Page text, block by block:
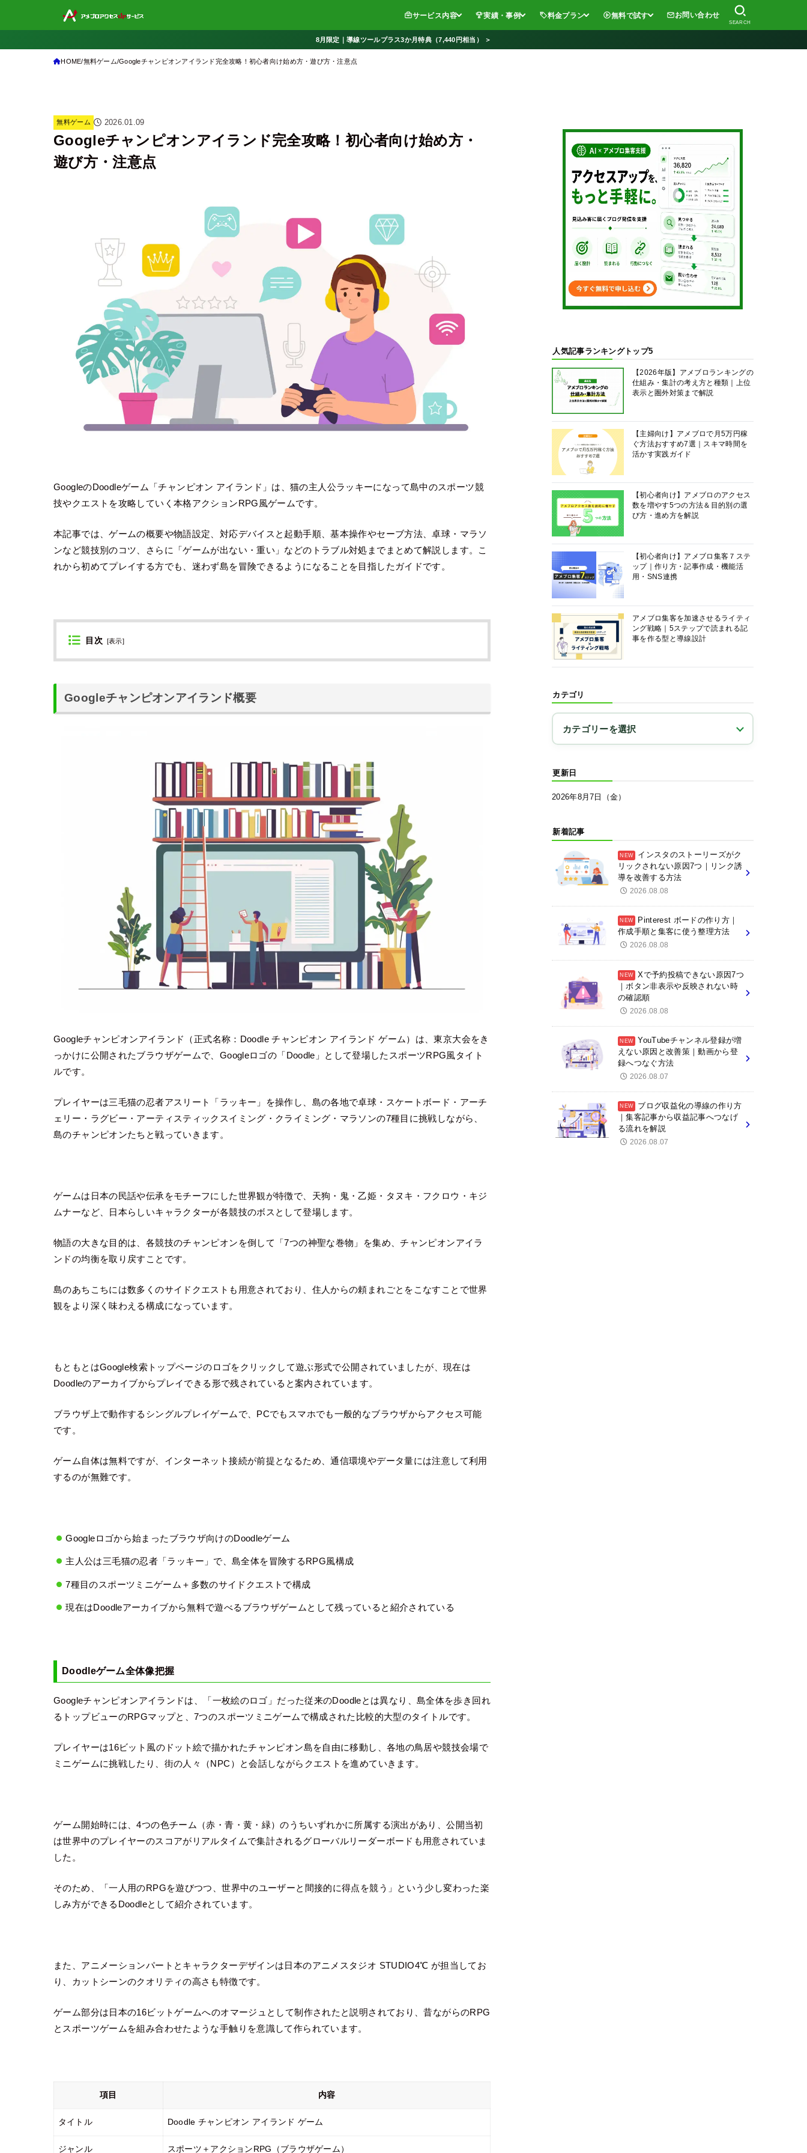
サービス内容 実績・事例 料金プラン 無料で試す お問い合わせ
SEARCH
8月限定｜導線ツールプラス3か月特典（7,440円相当） ＞
HOME 無料ゲーム Googleチャンピオンアイランド完全攻略！初心者向け始め方・遊び方・注意点
無料ゲーム 2026.01.09
Googleチャンピオンアイランド完全攻略！初心者向け始め方・
遊び方・注意点
GoogleのDoodleゲーム「チャンピオン アイランド」は、猫の主人公ラッキーになって島中のスポーツ競
技やクエストを攻略していく本格アクションRPG風ゲームです。
本記事では、ゲームの概要や物語設定、対応デバイスと起動手順、基本操作やセーブ方法、卓球・マラソ
ンなど競技別のコツ、さらに「ゲームが出ない・重い」などのトラブル対処までまとめて解説します。こ
れから初めてプレイする方でも、迷わず島を冒険できるようになることを目指したガイドです。
目次 [表示]
Googleチャンピオンアイランド概要
Googleチャンピオンアイランド（正式名称：Doodle チャンピオン アイランド ゲーム）は、東京大会をき
っかけに公開されたブラウザゲームで、Googleロゴの「Doodle」として登場したスポーツRPG風タイト
ルです。
プレイヤーは三毛猫の忍者アスリート「ラッキー」を操作し、島の各地で卓球・スケートボード・アーチ
ェリー・ラグビー・アーティスティックスイミング・クライミング・マラソンの7種目に挑戦しながら、
島のチャンピオンたちと戦っていきます。
ゲームは日本の民話や伝承をモチーフにした世界観が特徴で、天狗・鬼・乙姫・タヌキ・フクロウ・キジ
ムナーなど、日本らしいキャラクターが各競技のボスとして登場します。
物語の大きな目的は、各競技のチャンピオンを倒して「7つの神聖な巻物」を集め、チャンピオンアイラ
ンドの均衡を取り戻すことです。
島のあちこちには数多くのサイドクエストも用意されており、住人からの頼まれごとをこなすことで世界
観をより深く味わえる構成になっています。
もともとはGoogle検索トップページのロゴをクリックして遊ぶ形式で公開されていましたが、現在は
Doodleのアーカイブからプレイできる形で残されていると案内されています。
ブラウザ上で動作するシングルプレイゲームで、PCでもスマホでも一般的なブラウザからアクセス可能
です。
ゲーム自体は無料ですが、インターネット接続が前提となるため、通信環境やデータ量には注意して利用
するのが無難です。
Googleロゴから始まったブラウザ向けのDoodleゲーム
主人公は三毛猫の忍者「ラッキー」で、島全体を冒険するRPG風構成
7種目のスポーツミニゲーム＋多数のサイドクエストで構成
現在はDoodleアーカイブから無料で遊べるブラウザゲームとして残っていると紹介されている
Doodleゲーム全体像把握
Googleチャンピオンアイランドは、「一枚絵のロゴ」だった従来のDoodleとは異なり、島全体を歩き回れ
るトップビューのRPGマップと、7つのスポーツミニゲームで構成された比較的大型のタイトルです。
プレイヤーは16ビット風のドット絵で描かれたチャンピオン島を自由に移動し、各地の鳥居や競技会場で
ミニゲームに挑戦したり、街の人々（NPC）と会話しながらクエストを進めていきます。
ゲーム開始時には、4つの色チーム（赤・青・黄・緑）のうちいずれかに所属する演出があり、公開当初
は世界中のプレイヤーのスコアがリアルタイムで集計されるグローバルリーダーボードも用意されていま
した。
そのため、「一人用のRPGを遊びつつ、世界中のユーザーと間接的に得点を競う」という少し変わった楽
しみ方ができるDoodleとして紹介されています。
また、アニメーションパートとキャラクターデザインは日本のアニメスタジオ STUDIO4℃ が担当してお
り、カットシーンのクオリティの高さも特徴です。
ゲーム部分は日本の16ビットゲームへのオマージュとして制作されたと説明されており、昔ながらのRPG
とスポーツゲームを組み合わせたような手触りを意識して作られています。
項目 内容
タイトル Doodle チャンピオン アイランド ゲーム
ジャンル スポーツ＋アクションRPG（ブラウザゲーム）
人気記事ランキングトップ5
【2026年版】アメブロランキングの
仕組み・集計の考え方と種類｜上位
表示と圏外対策まで解説
【主婦向け】アメブロで月5万円稼
ぐ方法おすすめ7選｜スキマ時間を
活かす実践ガイド
【初心者向け】アメブロのアクセス
数を増やす5つの方法＆目的別の選
び方・進め方を解説
【初心者向け】アメブロ集客７ステ
ップ｜作り方・記事作成・機能活
用・SNS連携
アメブロ集客を加速させるライティ
ング戦略｜5ステップで読まれる記
事を作る型と導線設計
カテゴリ
更新日
2026年8月7日（金）
新着記事
インスタのストーリーズがク
リックされない原因7つ｜リンク誘
導を改善する方法
2026.08.08
Pinterest ボードの作り方｜
作成手順と集客に使う整理方法
2026.08.08
Xで予約投稿できない原因7つ
｜ボタン非表示や反映されない時
の確認順
2026.08.08
YouTubeチャンネル登録が増
えない原因と改善策｜動画から登
録へつなぐ方法
2026.08.07
ブログ収益化の導線の作り方
｜集客記事から収益記事へつなげ
る流れを解説
2026.08.07